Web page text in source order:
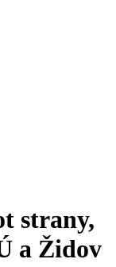
strany,
a Židov